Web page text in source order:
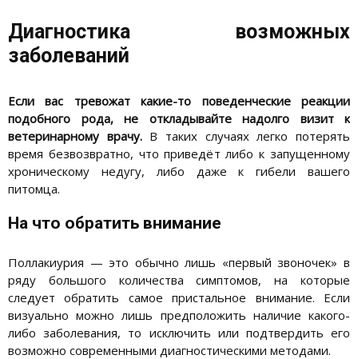
Диагностика возможных
заболеваний
Если вас тревожат какие-то поведенческие реакции
подобного рода, не откладывайте надолго визит к
ветеринарному врачу.В таких случаях легко потерять
время безвозвратно, что приведёт либо к запущенному
хроническому недугу, либо даже к гибели вашего
питомца.
На что обратить внимание
Поллакиурия — это обычно лишь «первый звоночек» в
ряду большого количества симптомов, на которые
следует обратить самое пристальное внимание. Если
визуально можно лишь предположить наличие какого-
либо заболевания, то исключить или подтвердить его
возможно современными диагностическими методами.